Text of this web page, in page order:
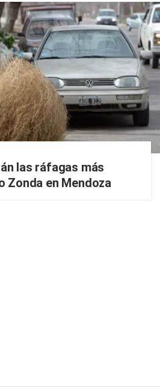
las ráfagas más
Zonda en Mendoza